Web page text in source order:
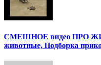
СМЕШНОЕ видео ПРО
животные, Подборка